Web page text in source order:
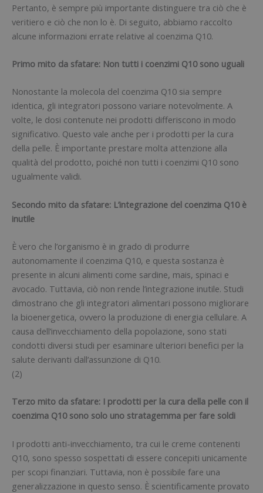
Pertanto, è sempre più importante distinguere tra ciò che è
veritiero e ciò che non lo è. Di seguito, abbiamo raccolto
alcune informazioni errate relative al coenzima Q10.
Primo mito da sfatare: Non tutti i coenzimi Q10 sono uguali
Nonostante la molecola del coenzima Q10 sia sempre
identica, gli integratori possono variare notevolmente. A
volte, le dosi contenute nei prodotti differiscono in modo
significativo. Questo vale anche per i prodotti per la cura
della pelle. È importante prestare molta attenzione alla
qualità del prodotto, poiché non tutti i coenzimi Q10 sono
ugualmente validi.
Secondo mito da sfatare: L’integrazione del coenzima Q10 è
inutile
È vero che l’organismo è in grado di produrre
autonomamente il coenzima Q10, e questa sostanza è
presente in alcuni alimenti come sardine, mais, spinaci e
avocado. Tuttavia, ciò non rende l’integrazione inutile. Studi
dimostrano che gli integratori alimentari possono migliorare
la bioenergetica, ovvero la produzione di energia cellulare. A
causa dell’invecchiamento della popolazione, sono stati
condotti diversi studi per esaminare ulteriori benefici per la
salute derivanti dall’assunzione di Q10.
(2)
Terzo mito da sfatare: I prodotti per la cura della pelle con il
coenzima Q10 sono solo uno stratagemma per fare soldi
I prodotti anti-invecchiamento, tra cui le creme contenenti
Q10, sono spesso sospettati di essere concepiti unicamente
per scopi finanziari. Tuttavia, non è possibile fare una
generalizzazione in questo senso. È scientificamente provato